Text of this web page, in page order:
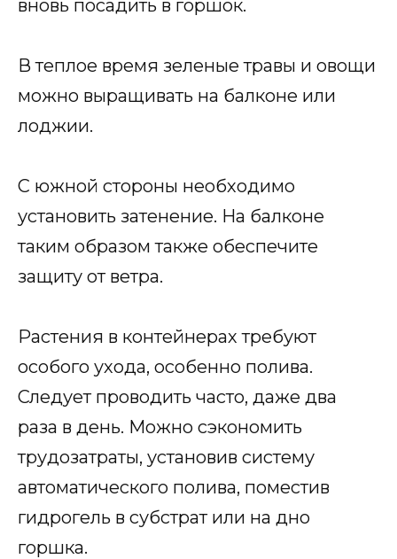
вновь посадить в горшок.
В теплое время зеленые травы и овощи
можно выращивать на балконе или
лоджии.
С южной стороны необходимо
установить затенение. На балконе
таким образом также обеспечите
защиту от ветра.
Растения в контейнерах требуют
особого ухода, особенно полива.
Следует проводить часто, даже два
раза в день. Можно сэкономить
трудозатраты, установив систему
автоматического полива, поместив
гидрогель в субстрат или на дно
горшка.